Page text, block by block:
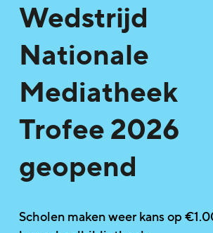
Wedstrijd
Nationale
Mediatheek
Trofee 2026
geopend
Scholen maken weer kans op